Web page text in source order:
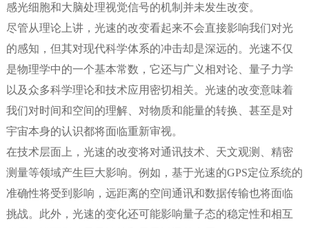
感光细胞和大脑处理视觉信号的机制并未发生改变。
尽管从理论上讲，光速的改变看起来不会直接影响我们对光
的感知，但其对现代科学体系的冲击却是深远的。光速不仅
是物理学中的一个基本常数，它还与广义相对论、量子力学
以及众多科学理论和技术应用密切相关。光速的改变意味着
我们对时间和空间的理解、对物质和能量的转换、甚至是对
宇宙本身的认识都将面临重新审视。
在技术层面上，光速的改变将对通讯技术、天文观测、精密
测量等领域产生巨大影响。例如，基于光速的GPS定位系统的
准确性将受到影响，远距离的空间通讯和数据传输也将面临
挑战。此外，光速的变化还可能影响量子态的稳定性和相互